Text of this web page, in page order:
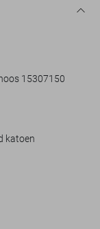
de handige
met vrienden, de
en comfortabele
blouse en
stijlen en
aanvulling op je
15307150
katoen